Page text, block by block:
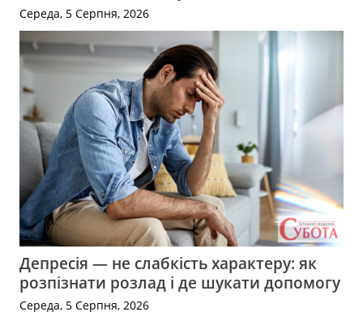
Середа, 5 Серпня, 2026
Депресія — не слабкість характеру: як
розпізнати розлад і де шукати допомогу
Середа, 5 Серпня, 2026